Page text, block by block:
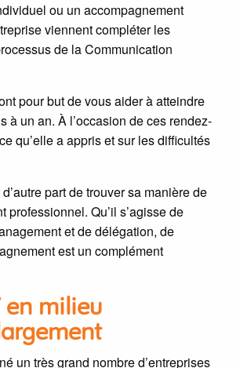
ou un accompagnement
viennent compléter les
de la Communication
pour but de vous aider à atteindre
à un an. À l’occasion de ces rendez-
qu’elle a appris et sur les difficultés
part de trouver sa manière de
Qu’il s’agisse de
et de délégation, de
est un complément
en milieu
un très grand nombre d’entreprises